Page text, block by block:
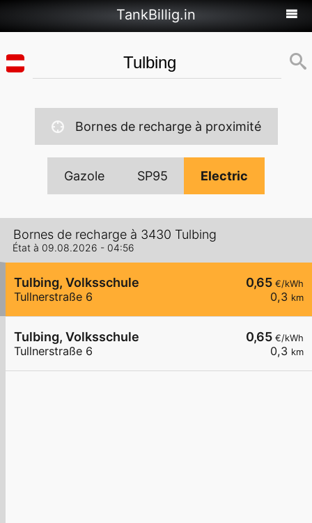
TankBillig.in
Bornes de recharge à proximité
Gazole SP95 Electric
Bornes de recharge à 3430 Tulbing
État à 09.08.2026 - 04:56
0,65 €/kWh
0,3 km
Tulbing, Volksschule
Tullnerstraße 6
0,65 €/kWh
0,3 km
Tulbing, Volksschule
Tullnerstraße 6